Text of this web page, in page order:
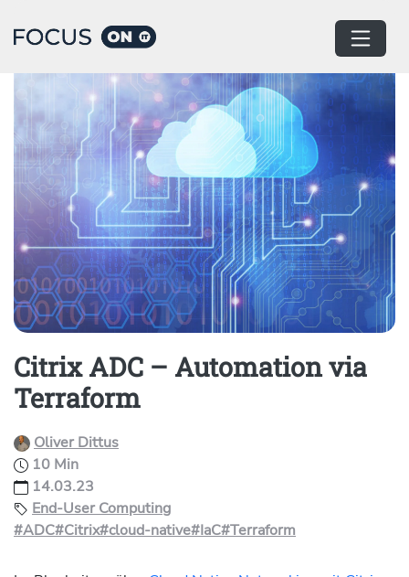
Home End-User Computing
Citrix ADC – Automation via
Terraform
Oliver Dittus
10 Min
14.03.23
End-User Computing
#ADC#Citrix#cloud-native#IaC#Terraform